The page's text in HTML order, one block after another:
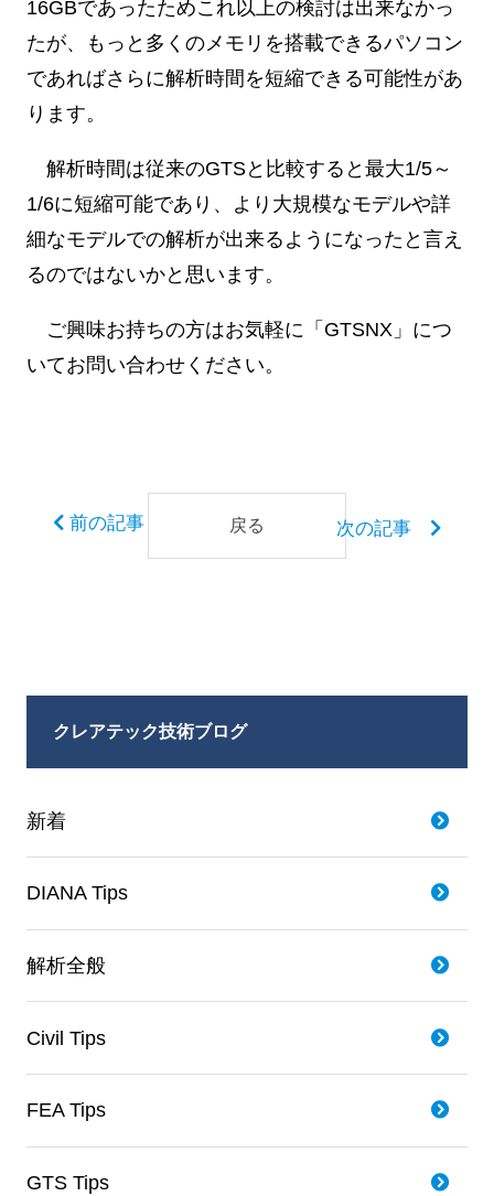
16GBであったためこれ以上の検討は出来なかっ
たが、もっと多くのメモリを搭載できるパソコン
であればさらに解析時間を短縮できる可能性があ
ります。
解析時間は従来のGTSと比較すると最大1/5～
1/6に短縮可能であり、より大規模なモデルや詳
細なモデルでの解析が出来るようになったと言え
るのではないかと思います。
ご興味お持ちの方はお気軽に「GTSNX」につ
いてお問い合わせください。
前の記事 戻る 次の記事
クレアテック技術ブログ
新着
DIANA Tips
解析全般
Civil Tips
FEA Tips
GTS Tips